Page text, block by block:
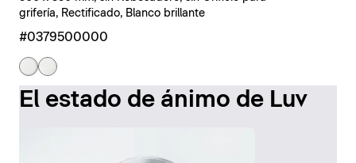
grifería, Rectificado, Blanco brillante
#0379500000
El estado de ánimo de Luv